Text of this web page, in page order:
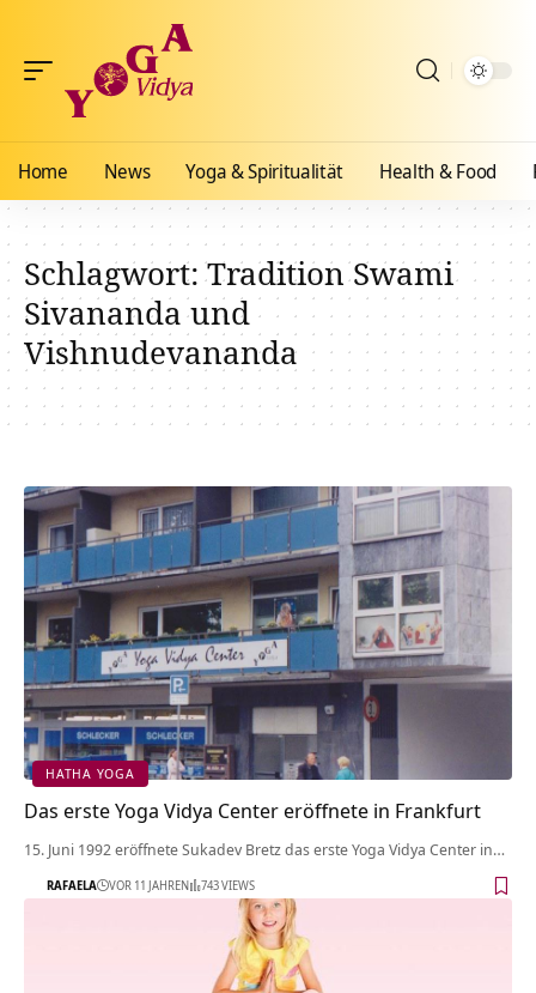
Home News Yoga & Spiritualität Health & Food
Schlagwort:Tradition Swami
Sivananda und
Vishnudevananda
HATHA YOGA
Das erste Yoga Vidya Center eröffnete in Frankfurt
15. Juni 1992 eröffnete Sukadev Bretz das erste Yoga Vidya Center in…
RAFAELA VOR 11 JAHREN 743 VIEWS